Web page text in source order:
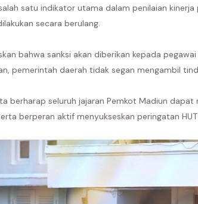
satu indikator utama dalam penilaian
secara berulang.
bahwa sanksi akan diberikan kepada
pemerintah daerah tidak segan mengambil
berharap seluruh jajaran Pemkot Madiun
berperan aktif menyukseskan peringatan